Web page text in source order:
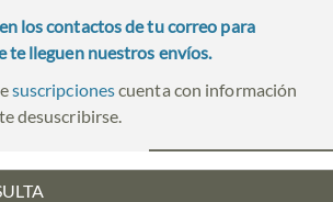
los contactos de tu correo para
te lleguen nuestros envíos.
suscripcionescuenta con información
desuscribirse.